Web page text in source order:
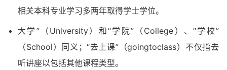
相关本科专业学习多两年取得学士学位。
大学”（University）和“学院”（College）、“学校”
（School）同义；“去上课”（goingtoclass）不仅指去
听讲座以包括其他课程类型。